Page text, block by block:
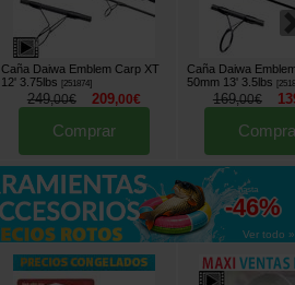
Caña Daiwa Emblem Carp XT
12' 3.75lbs
[251874]
249,00€ 209,00€
Comprar
Caña Daiwa
50mm 13' 3.5lbs
[
169,00€
hasta
-46%
Ver todo »